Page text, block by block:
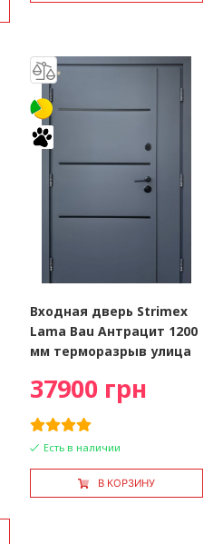
Входная дверь Strimex
Lama Bau Антрацит 1200
мм терморазрыв улица
37900 грн
Есть в наличии
В КОРЗИНУ